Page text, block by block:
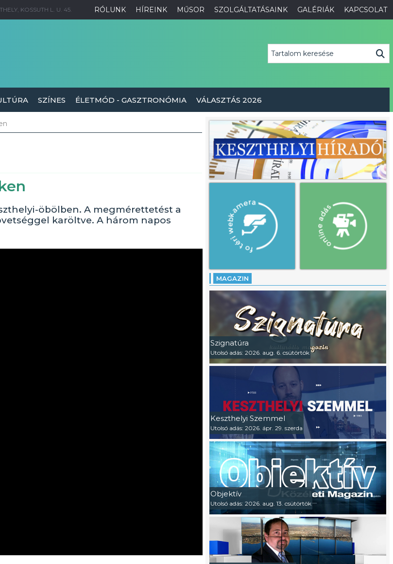
RÓLUNK HÍREINK MŰSOR SZOLGÁLTATÁSAINK GALÉRIÁK KAPCSOLAT
KOSSUTH L. U. 45.
SZÍNES ÉLETMÓD - GASZTRONÓMIA VÁLASZTÁS 2026
öbölben. A megmérettetést a
karöltve. A három napos
MAGAZIN
Szignatúra
Utolsó adás: 2026. aug. 6. csütörtök
Keszthelyi Szemmel
Utolsó adás: 2026. ápr. 29. szerda
Objektív
Utolsó adás: 2026. aug. 13. csütörtök